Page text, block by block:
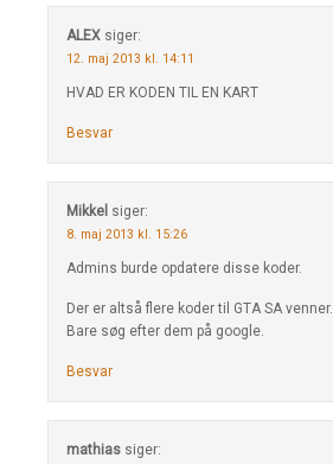
ALEX siger:
12. maj 2013 kl. 14:11
HVAD ER KODEN TIL EN KART
Besvar
Mikkel siger:
8. maj 2013 kl. 15:26
Admins burde opdatere disse koder.
Der er altså flere koder til GTA SA venner.
Bare søg efter dem på google.
Besvar
mathias siger: